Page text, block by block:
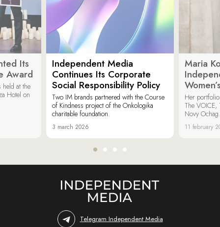
Its
Award
held at the
Hotel on
Independent Media
Continues Its Corporate
Social Responsibility Policy
Two IM brands partnered with the Course
of Kindness project of the Onkologika
charitable foundation.
3 march 2026
Maria
Her
The VOICE,
Novy Ochag.
11 february
Telegram Independent Media